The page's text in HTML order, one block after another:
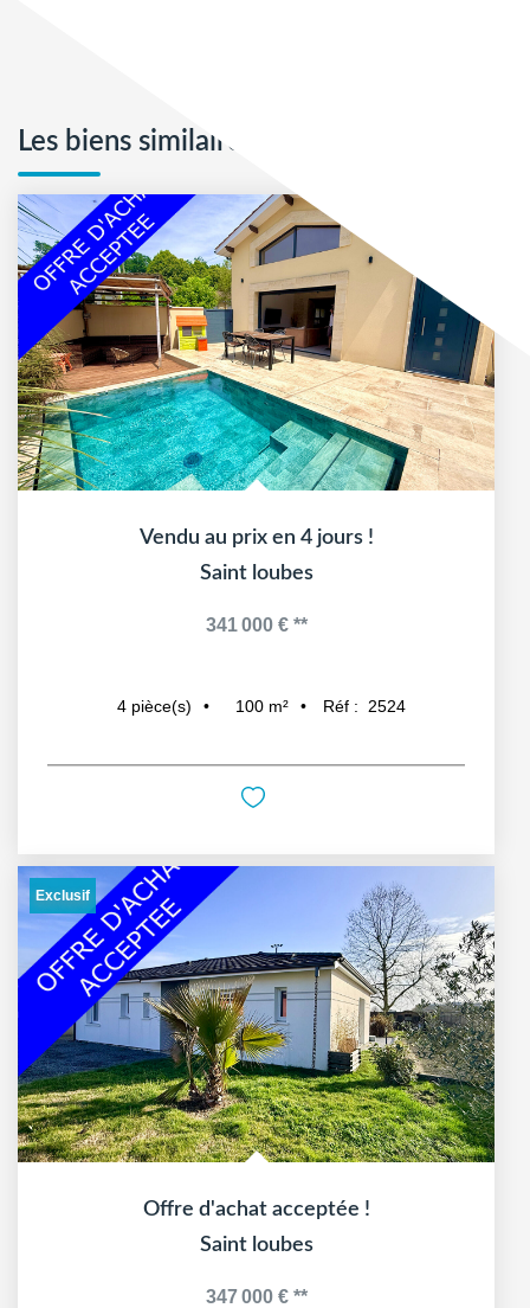
Les biens similaires
Vendu au prix en 4 jours !
Saint loubes
341 000 €**
4 pièce(s) 100 m² Réf : 2524
Exclusif
Offre d'achat acceptée !
Saint loubes
347 000 €**